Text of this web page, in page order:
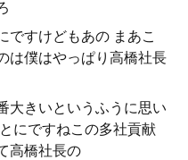
ですけどもあの まあこ
は僕はやっぱり高橋社長
大きいというふうに思い
にですねこの多社貢献
高橋社長の